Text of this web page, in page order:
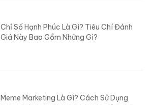
Chỉ Số Hạnh Phúc Là Gì? Tiêu Chí Đánh
Giá Này Bao Gồm Những Gì?
Meme Marketing Là Gì? Cách Sử Dụng